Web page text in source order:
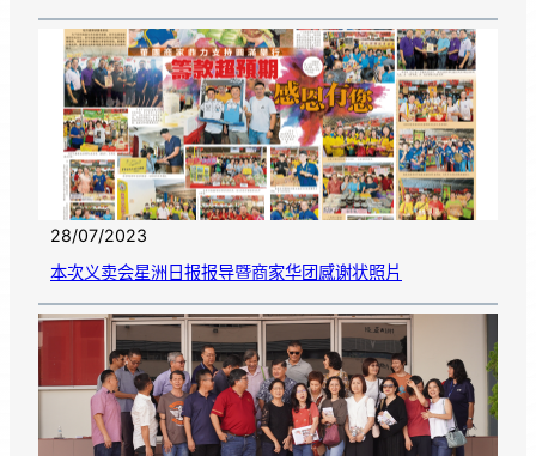
28/07/2023
本次义卖会星洲日报报导暨商家华团感谢状照片